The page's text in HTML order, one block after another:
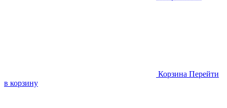
Корзина Перейти
в корзину